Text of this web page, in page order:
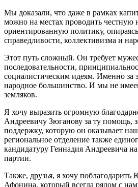
Мы доказали, что даже в рамках
можно на местах проводить честную
ориентированную политику,
справедливости, коллективизма и
Этот путь сложный. Он требует
последовательности,
социалистическим идеям. Именно за
народное большинство. И мы не
земляков.
Я хочу выразить огромную
Андреевичу Зюганову за ту помощь,
поддержку, которую он оказывает
региональное отделение также
кандидатуру Геннадия Андреевича
партии.
Также, друзья, я хочу поблагодарить
Афонина, который всегда рядом с